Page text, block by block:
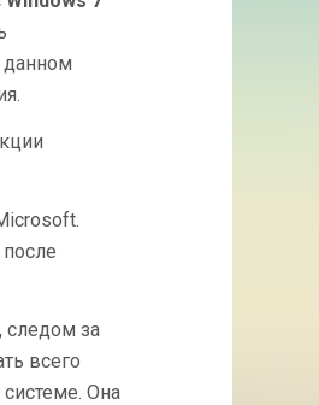
данном
следом за
всего
Она